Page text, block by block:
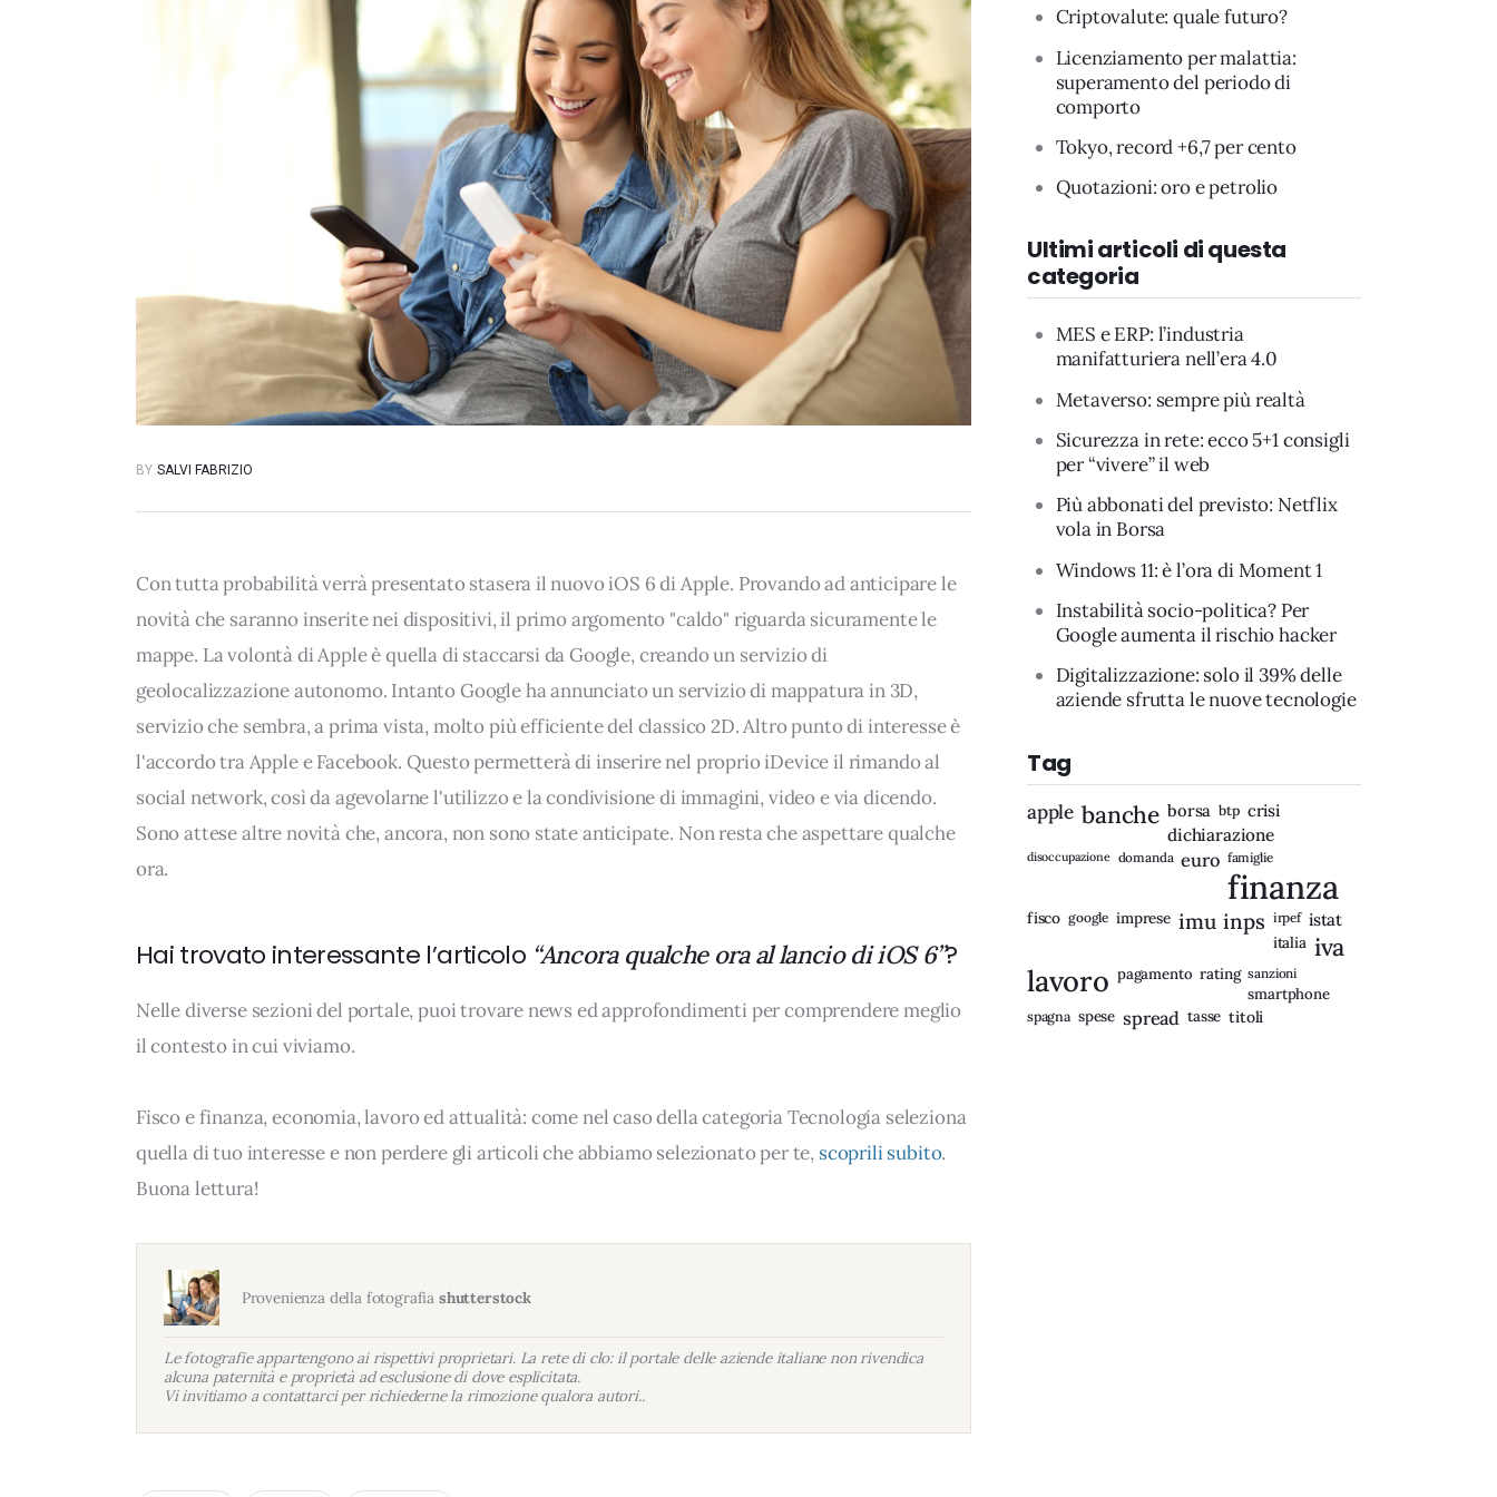
BY SALVI FABRIZIO
Con tutta probabilità verrà presentato stasera il nuovo iOS 6 di Apple. Provando ad anticipare le
novità che saranno inserite nei dispositivi, il primo argomento "caldo" riguarda sicuramente le
mappe. La volontà di Apple è quella di staccarsi da Google, creando un servizio di
geolocalizzazione autonomo. Intanto Google ha annunciato un servizio di mappatura in 3D,
servizio che sembra, a prima vista, molto più efficiente del classico 2D. Altro punto di interesse è
l'accordo tra Apple e Facebook. Questo permetterà di inserire nel proprio iDevice il rimando al
social network, così da agevolarne l'utilizzo e la condivisione di immagini, video e via dicendo.
Sono attese altre novità che, ancora, non sono state anticipate. Non resta che aspettare qualche
ora.
Hai trovato interessante l’articolo “Ancora qualche ora al lancio di iOS 6”?
Nelle diverse sezioni del portale, puoi trovare news ed approfondimenti per comprendere meglio
il contesto in cui viviamo.
Fisco e finanza, economia, lavoro ed attualità: come nel caso della categoria Tecnologia seleziona
quella di tuo interesse e non perdere gli articoli che abbiamo selezionato per te, scoprili subito.
Buona lettura!
Provenienza della fotografia shutterstock
Le fotografie appartengono ai rispettivi proprietari. La rete di clo: il portale delle aziende italiane non rivendica
alcuna paternità e proprietà ad esclusione di dove esplicitata.
Vi invitiamo a contattarci per richiederne la rimozione qualora autori..
Criptovalute: quale futuro?
Licenziamento per malattia:
superamento del periodo di
comporto
Tokyo, record +6,7 per cento
Quotazioni: oro e petrolio
Ultimi articoli di questa
categoria
MES e ERP: l’industria
manifatturiera nell’era 4.0
Metaverso: sempre più realtà
Sicurezza in rete: ecco 5+1 consigli
per “vivere” il web
Più abbonati del previsto: Netflix
vola in Borsa
Windows 11: è l’ora di Moment 1
Instabilità socio-politica? Per
Google aumenta il rischio hacker
Digitalizzazione: solo il 39% delle
aziende sfrutta le nuove tecnologie
Tag
apple banche borsa btp crisi
dichiarazione
disoccupazione domanda euro famiglie
finanza
fisco google imprese imu inps irpef istat
italia iva
lavoro pagamento rating sanzioni
smartphone
spagna spese spread tasse titoli